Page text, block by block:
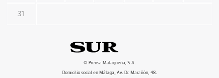
31
© Prensa Malagueña, S.A.
Domicilio social en Málaga, Av. Dr. Marañón, 48.